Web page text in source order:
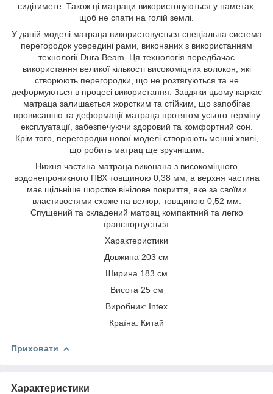
сидітимете. Також ці матраци використовуються у наметах,
щоб не спати на голій землі.
У даній моделі матраца використовується спеціальна система
перегородок усередині рами, виконаних з використанням
технології Dura Beam. Ця технологія передбачає
використання великої кількості високоміцних волокон, які
створюють перегородки, що не розтягуються та не
деформуються в процесі використання. Завдяки цьому каркас
матраца залишається жорстким та стійким, що запобігає
провисанню та деформації матраца протягом усього терміну
експлуатації, забезпечуючи здоровий та комфортний сон.
Крім того, перегородки нової моделі створюють менші хвилі,
що робить матрац ще зручнішим.
Нижня частина матраца виконана з високоміцного
водонепроникного ПВХ товщиною 0,38 мм, а верхня частина
має щільніше шорстке вінілове покриття, яке за своїми
властивостями схоже на велюр, товщиною 0,52 мм.
Спущений та складений матрац компактний та легко
транспортується.
Характеристики
Довжина 203 см
Ширина 183 см
Висота 25 см
Виробник: Intex
Країна: Китай
Приховати
Характеристики